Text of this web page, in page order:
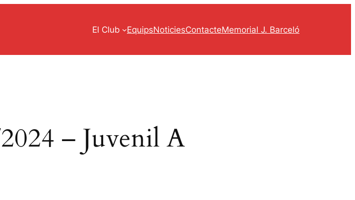
El Club EquipsNoticiesContacteMemorial J. Barceló
– Juvenil A